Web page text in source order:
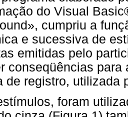
do Visual
cumpriu a
e sucessiva de
emitidas pelo
conseqüências
de registro, utilizada
foram